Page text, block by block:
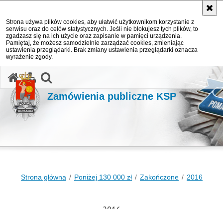
Strona używa plików cookies, aby ułatwić użytkownikom korzystanie z
serwisu oraz do celów statystycznych. Jeśli nie blokujesz tych plików, to
zgadzasz się na ich użycie oraz zapisanie w pamięci urządzenia.
Pamiętaj, że możesz samodzielnie zarządzać cookies, zmieniając
ustawienia przeglądarki. Brak zmiany ustawienia przeglądarki oznacza
wyrażenie zgody.
Zamówienia publiczne KSP
Strona główna Poniżej 130 000 zł Zakończone 2016